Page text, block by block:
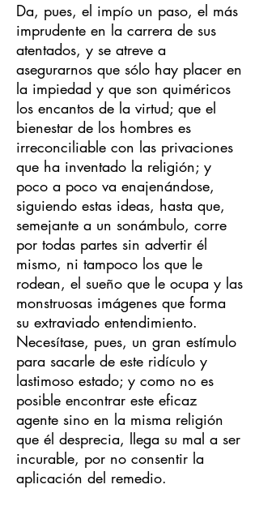
Da, pues, el impío un paso, el más
imprudente en la carrera de sus
atentados, y se atreve a
asegurarnos que sólo hay placer en
la impiedad y que son quiméricos
los encantos de la virtud; que el
bienestar de los hombres es
irreconciliable con las privaciones
que ha inventado la religión; y
poco a poco va enajenándose,
siguiendo estas ideas, hasta que,
semejante a un sonámbulo, corre
por todas partes sin advertir él
mismo, ni tampoco los que le
rodean, el sueño que le ocupa y las
monstruosas imágenes que forma
su extraviado entendimiento.
Necesítase, pues, un gran estímulo
para sacarle de este ridículo y
lastimoso estado; y como no es
posible encontrar este eficaz
agente sino en la misma religión
que él desprecia, llega su mal a ser
incurable, por no consentir la
aplicación del remedio.